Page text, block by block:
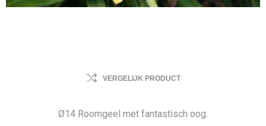
VERGELIJK PRODUCT
Ø14 Roomgeel met fantastisch oog.